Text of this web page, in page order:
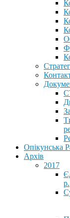
Опікунська
Архів
2017
р.